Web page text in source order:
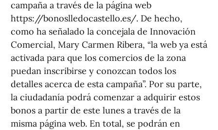
campaña a través de la página web
https://bonoslledocastello.es/. De hecho,
como ha señalado la concejala de Innovación
Comercial, Mary Carmen Ribera, “la web ya está
activada para que los comercios de la zona
puedan inscribirse y conozcan todos los
detalles acerca de esta campaña”. Por su parte,
la ciudadanía podrá comenzar a adquirir estos
bonos a partir de este lunes a través de la
misma página web. En total, se podrán en